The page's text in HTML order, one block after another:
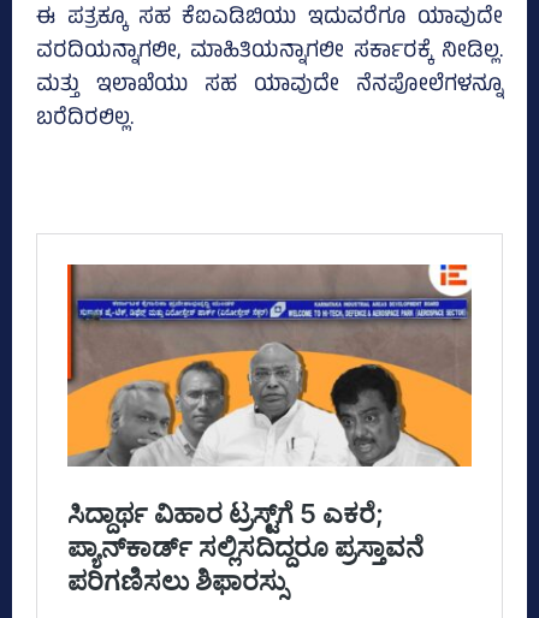
ಈ ಪತ್ರಕ್ಕೂ ಸಹ ಕೆಐಎಡಿಬಿಯು ಇದುವರೆಗೂ ಯಾವುದೇ
ವರದಿಯನ್ನಾಗಲೀ, ಮಾಹಿತಿಯನ್ನಾಗಲೀ ಸರ್ಕಾರಕ್ಕೆ ನೀಡಿಲ್ಲ.
ಮತ್ತು ಇಲಾಖೆಯು ಸಹ ಯಾವುದೇ ನೆನಪೋಲೆಗಳನ್ನೂ
ಬರೆದಿರಲಿಲ್ಲ.